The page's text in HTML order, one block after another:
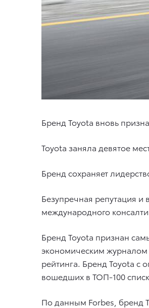
Бренд Toyota вновь
Toyota заняла девятое
Бренд сохраняет
Безупречная репутация
международного
Бренд Toyota признан
экономическим журналом
рейтинга. Бренд Toyota с
вошедших в ТОП-100
По данным Forbes, бренд